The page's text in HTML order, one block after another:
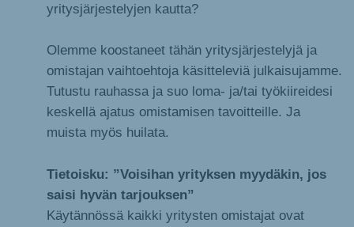
yritysjärjestelyjen kautta?
Olemme koostaneet tähän yritysjärjestelyjä ja
omistajan vaihtoehtoja käsitteleviä julkaisujamme.
Tutustu rauhassa ja suo loma- ja/tai työkiireidesi
keskellä ajatus omistamisen tavoitteille. Ja
muista myös huilata.
Tietoisku: ”Voisihan yrityksen myydäkin, jos
saisi hyvän tarjouksen”
Käytännössä kaikki yritysten omistajat ovat